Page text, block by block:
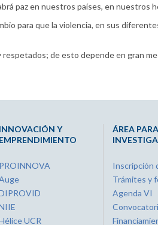
paz en nuestros países, en nuestros
para que la violencia, en sus
de esto depende en gran
INNOVACIÓN Y
EMPRENDIMIENTO
PROINNOVA
UCR
ÁREA PARA
Inscripción
Trámites y
Agenda VI